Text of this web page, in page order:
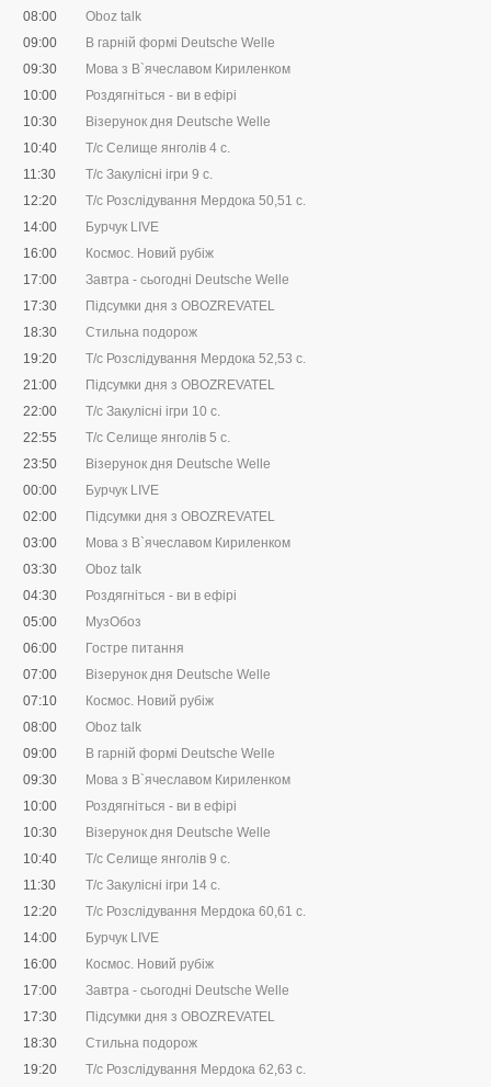
08:00
Oboz talk
09:00
В гарній формі Deutsche Welle
09:30
Мова з В`ячеславом Кириленком
10:00
Роздягніться - ви в ефірі
10:30
Візерунок дня Deutsche Welle
10:40
Т/с Селище янголів 4 с.
11:30
Т/с Закулісні ігри 9 с.
12:20
Т/с Розслідування Мердока 50,51 c.
14:00
Бурчук LIVE
16:00
Космос. Новий рубіж
17:00
Завтра - сьогодні Deutsche Welle
17:30
Підсумки дня з OBOZREVATEL
18:30
Стильна подорож
19:20
Т/с Розслідування Мердока 52,53 c.
21:00
Підсумки дня з OBOZREVATEL
22:00
Т/с Закулісні ігри 10 с.
22:55
Т/с Селище янголів 5 с.
23:50
Візерунок дня Deutsche Welle
00:00
Бурчук LIVE
02:00
Підсумки дня з OBOZREVATEL
03:00
Мова з В`ячеславом Кириленком
03:30
Oboz talk
04:30
Роздягніться - ви в ефірі
05:00
МузОбоз
06:00
Гостре питання
07:00
Візерунок дня Deutsche Welle
07:10
Космос. Новий рубіж
08:00
Oboz talk
09:00
В гарній формі Deutsche Welle
09:30
Мова з В`ячеславом Кириленком
10:00
Роздягніться - ви в ефірі
10:30
Візерунок дня Deutsche Welle
10:40
Т/с Селище янголів 9 с.
11:30
Т/с Закулісні ігри 14 с.
12:20
Т/с Розслідування Мердока 60,61 c.
14:00
Бурчук LIVE
16:00
Космос. Новий рубіж
17:00
Завтра - сьогодні Deutsche Welle
17:30
Підсумки дня з OBOZREVATEL
18:30
Стильна подорож
19:20
Т/с Розслідування Мердока 62,63 c.